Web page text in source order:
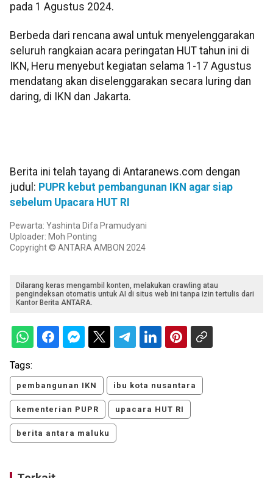
pada 1 Agustus 2024.
Berbeda dari rencana awal untuk menyelenggarakan
seluruh rangkaian acara peringatan HUT tahun ini di
IKN, Heru menyebut kegiatan selama 1-17 Agustus
mendatang akan diselenggarakan secara luring dan
daring, di IKN dan Jakarta.
Berita ini telah tayang di Antaranews.com dengan
judul: PUPR kebut pembangunan IKN agar siap
sebelum Upacara HUT RI
Pewarta: Yashinta Difa Pramudyani
Uploader: Moh Ponting
Copyright © ANTARA AMBON 2024
Dilarang keras mengambil konten, melakukan crawling atau
pengindeksan otomatis untuk AI di situs web ini tanpa izin tertulis dari
Kantor Berita ANTARA.
Tags:
pembangunan IKN ibu kota nusantara
kementerian PUPR upacara HUT RI
berita antara maluku